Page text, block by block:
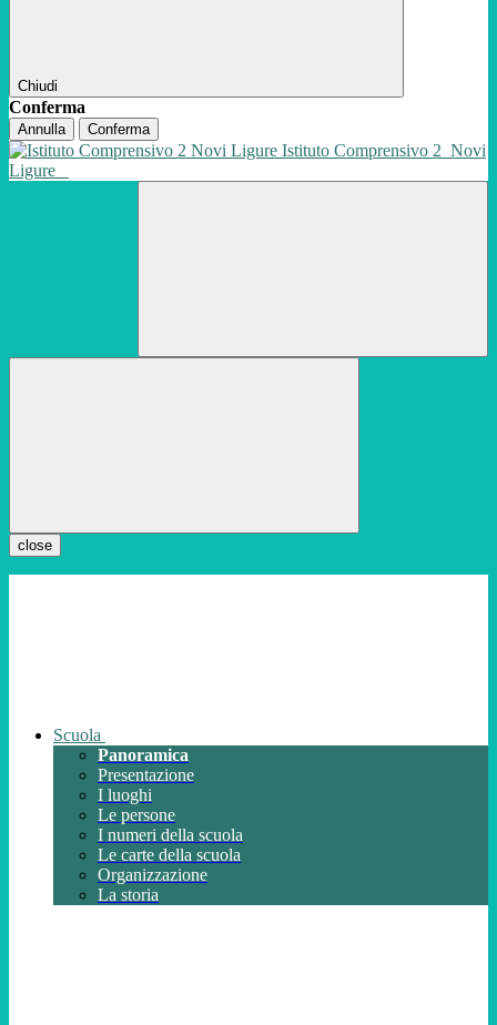
Chiudi
Conferma
Annulla Conferma
Istituto Comprensivo 2 Novi
Ligure
close
Scuola
Panoramica
Presentazione
I luoghi
Le persone
I numeri della scuola
Le carte della scuola
Organizzazione
La storia